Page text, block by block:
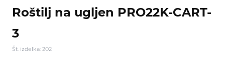
Roštilj na ugljen PRO22K-CART-
3
Št. izdelka: 202